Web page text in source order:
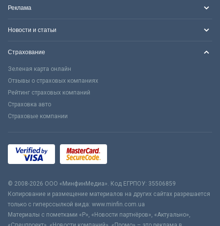
Реклама
Новости и статьи
Страхование
Зеленая карта онлайн
Отзывы о страховых компаниях
Рейтинг страховых компаний
Страховка авто
Страховые компании
© 2008-2026 ООО «МинфинМедиа». Код ЕГРПОУ: 35506859
Копирование и размещение материалов на других сайтах разрешается
только с гиперссылкой вида: www.minfin.com.ua
Материалы с пометками «Р», «Новости партнёров», «Актуально»,